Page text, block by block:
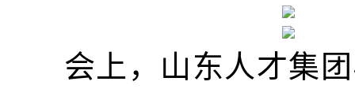
会上，山东人才集团